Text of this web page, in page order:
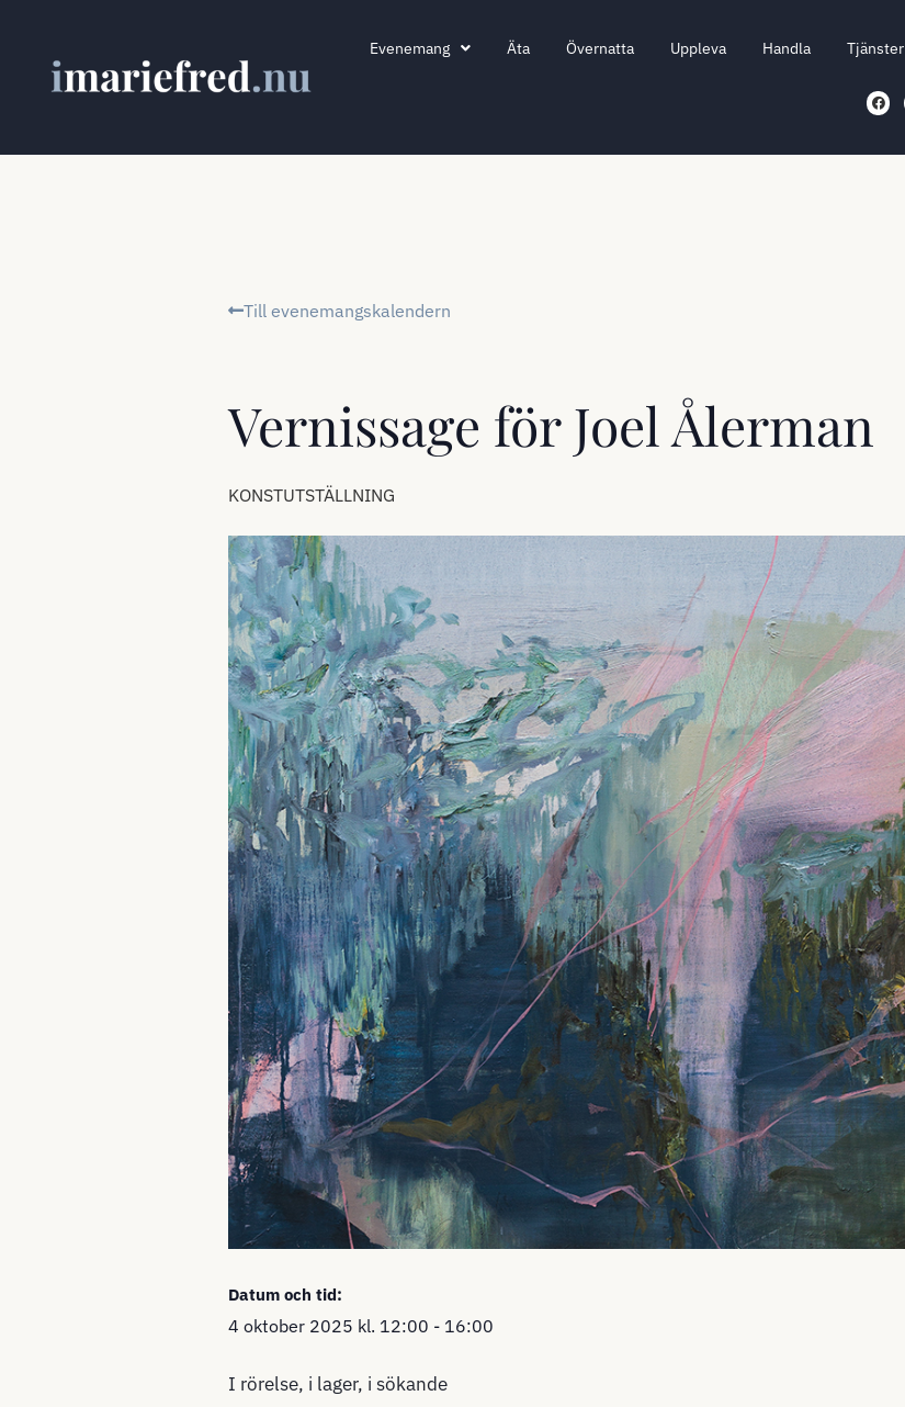
Evenemang Äta Övernatta Uppleva Handla Tjänster
Till evenemangskalendern
Vernissage för Joel Ålerman
KONSTUTSTÄLLNING
Datum och tid:
4 oktober 2025 kl. 12:00 - 16:00
I rörelse, i lager, i sökande